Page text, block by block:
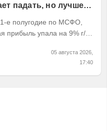
падать, но лучшее
е полугодие по МСФО,
прибыль упала на 9% г/г
05 августа 2026,
17:40